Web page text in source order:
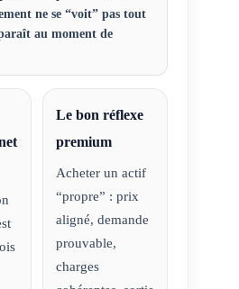
ne se “voit” pas tout
au moment de
Le bon réflexe
premium
Acheter un actif
“propre” : prix
aligné, demande
prouvable,
charges